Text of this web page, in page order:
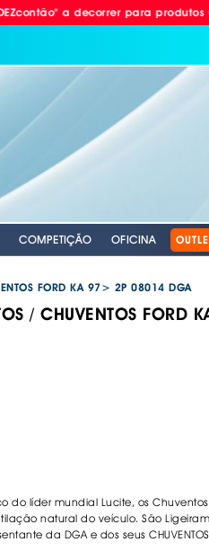
a decorrer para produtos CAR
COMPETIÇÃO OFICINA
TPMS
PNEUS
EBC
DISCOS EBC
EBC
FORD KA 97> 2P 08014 DGA
/ CHUVENTOS FORD
do líder mundial Lucite, os
natural do veículo. São
da DGA e dos seus